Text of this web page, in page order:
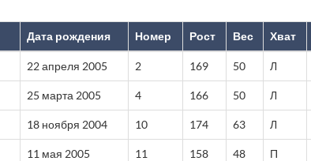
Дата рождения Номер Рост Вес Хват
22 апреля 2005 2 169 50 Л
25 марта 2005 4 166 50 Л
18 ноября 2004 10 174 63 Л
11 мая 2005 11 158 48 П